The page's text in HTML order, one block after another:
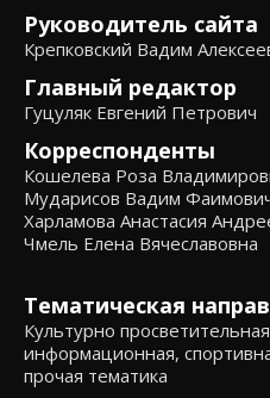
Руководитель сайта
Крепковский Вадим
Главный редактор
Гуцуляк Евгений Петрович
Корреспонденты
Кошелева Роза
Мударисов Вадим
Харламова Анастасия
Чмель Елена Вячеславовна
Тематическая
Культурно
информационная,
прочая тематика